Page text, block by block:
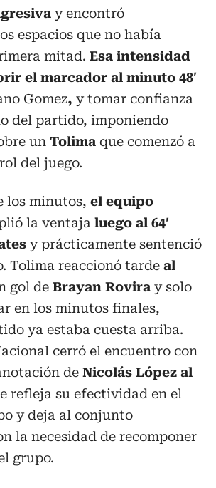
y encontró
espacios que no había
mitad. Esa intensidad
el marcador al minuto 48′
Gomez, y tomar confianza
del partido, imponiendo
un Tolima que comenzó a
del juego.
los minutos, el equipo
la ventaja luego al 64′
y prácticamente sentenció
Tolima reaccionó tarde al
gol de Brayan Rovira y solo
en los minutos finales,
ya estaba cuesta arriba.
cerró el encuentro con
de Nicolás López al
refleja su efectividad en el
y deja al conjunto
la necesidad de recomponer
grupo.